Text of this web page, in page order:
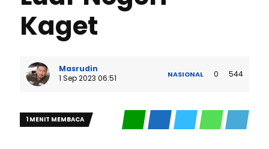
Kaget
Masrudin
1 Sep 2023 06:51
NASIONAL 0 544
1 MENIT MEMBACA